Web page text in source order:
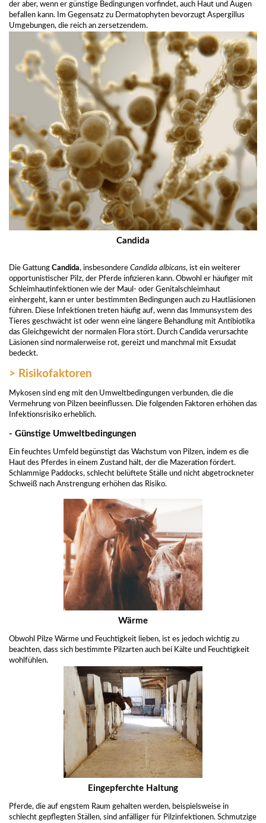
der aber, wenn er günstige Bedingungen vorfindet, auch Haut und Augen
befallen kann. Im Gegensatz zu Dermatophyten bevorzugt Aspergillus
Umgebungen, die reich an zersetzendem.
Candida
Die Gattung Candida, insbesondere Candida albicans, ist ein weiterer
opportunistischer Pilz, der Pferde infizieren kann. Obwohl er häufiger mit
Schleimhautinfektionen wie der Maul- oder Genitalschleimhaut
einhergeht, kann er unter bestimmten Bedingungen auch zu Hautläsionen
führen. Diese Infektionen treten häufig auf, wenn das Immunsystem des
Tieres geschwächt ist oder wenn eine längere Behandlung mit Antibiotika
das Gleichgewicht der normalen Flora stört. Durch Candida verursachte
Läsionen sind normalerweise rot, gereizt und manchmal mit Exsudat
bedeckt.
> Risikofaktoren
Mykosen sind eng mit den Umweltbedingungen verbunden, die die
Vermehrung von Pilzen beeinflussen. Die folgenden Faktoren erhöhen das
Infektionsrisiko erheblich.
- Günstige Umweltbedingungen
Ein feuchtes Umfeld begünstigt das Wachstum von Pilzen, indem es die
Haut des Pferdes in einem Zustand hält, der die Mazeration fördert.
Schlammige Paddocks, schlecht belüftete Ställe und nicht abgetrockneter
Schweiß nach Anstrengung erhöhen das Risiko.
Wärme
Obwohl Pilze Wärme und Feuchtigkeit lieben, ist es jedoch wichtig zu
beachten, dass sich bestimmte Pilzarten auch bei Kälte und Feuchtigkeit
wohlfühlen.
Eingepferchte Haltung
Pferde, die auf engstem Raum gehalten werden, beispielsweise in
schlecht gepflegten Ställen, sind anfälliger für Pilzinfektionen. Schmutzige